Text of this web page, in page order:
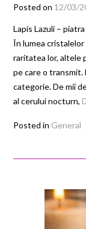
Posted on 12/03/
Lapis Lazuli –
În lumea
raritatea lor, altele
pe care o transmit.
categorie. De mii
al cerului nocturn,
Posted in General